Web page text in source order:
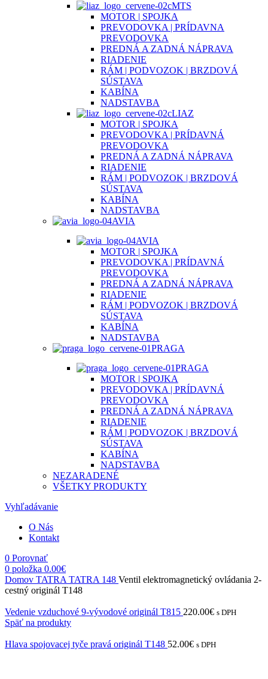
MTS
MOTOR | SPOJKA
PREVODOVKA | PRÍDAVNA
PREVODOVKA
PREDNÁ A ZADNÁ NÁPRAVA
RIADENIE
RÁM | PODVOZOK | BRZDOVÁ
SÚSTAVA
KABÍNA
NADSTAVBA
LIAZ
MOTOR | SPOJKA
PREVODOVKA | PRÍDAVNÁ
PREVODOVKA
PREDNÁ A ZADNÁ NÁPRAVA
RIADENIE
RÁM | PODVOZOK | BRZDOVÁ
SÚSTAVA
KABÍNA
NADSTAVBA
AVIA
AVIA
MOTOR | SPOJKA
PREVODOVKA | PRÍDAVNÁ
PREVODOVKA
PREDNÁ A ZADNÁ NÁPRAVA
RIADENIE
RÁM | PODVOZOK | BRZDOVÁ
SÚSTAVA
KABÍNA
NADSTAVBA
PRAGA
PRAGA
MOTOR | SPOJKA
PREVODOVKA | PRÍDAVNÁ
PREVODOVKA
PREDNÁ A ZADNÁ NÁPRAVA
RIADENIE
RÁM | PODVOZOK | BRZDOVÁ
SÚSTAVA
KABÍNA
NADSTAVBA
NEZARADENÉ
VŠETKY PRODUKTY
Vyhľadávanie
O Nás
Kontakt
0 Porovnať
0 položka 0.00€
Domov TATRA TATRA 148 Ventil elektromagnetický ovládania 2-
cestný originál T148
Vedenie vzduchové 9-vývodové originál T815 220.00€ s DPH
Späť na produkty
Hlava spojovacej tyče pravá originál T148 52.00€ s DPH